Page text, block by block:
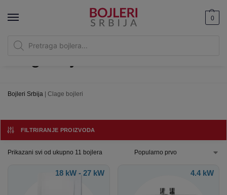
0
Bojleri Srbija Clage bojleri
FILTRIRANJE PROIZVODA
Prikazani svi od ukupno 11 bojlera
18 kW - 27 kW 4.4 kW